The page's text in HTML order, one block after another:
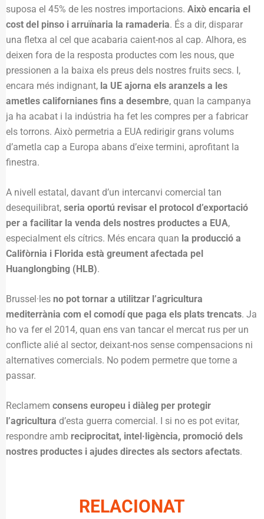
suposa el 45% de les nostres importacions. Això encaria el
cost del pinso i arruïnaria la ramaderia. És a dir, disparar
una fletxa al cel que acabaria caient-nos al cap. Alhora, es
deixen fora de la resposta productes com les nous, que
pressionen a la baixa els preus dels nostres fruits secs. I,
encara més indignant, la UE ajorna els aranzels a les
ametles californianes fins a desembre, quan la campanya
ja ha acabat i la indústria ha fet les compres per a fabricar
els torrons. Això permetria a EUA redirigir grans volums
d’ametla cap a Europa abans d’eixe termini, aprofitant la
finestra.
A nivell estatal, davant d’un intercanvi comercial tan
desequilibrat, seria oportú revisar el protocol d’exportació
per a facilitar la venda dels nostres productes a EUA,
especialment els cítrics. Més encara quan la producció a
Califòrnia i Florida està greument afectada pel
Huanglongbing (HLB).
Brussel·les no pot tornar a utilitzar l’agricultura
mediterrània com el comodí que paga els plats trencats. Ja
ho va fer el 2014, quan ens van tancar el mercat rus per un
conflicte alié al sector, deixant-nos sense compensacions ni
alternatives comercials. No podem permetre que torne a
passar.
Reclamem consens europeu i diàleg per protegir
l’agricultura d’esta guerra comercial. I si no es pot evitar,
respondre amb reciprocitat, intel·ligència, promoció dels
nostres productes i ajudes directes als sectors afectats.
RELACIONAT